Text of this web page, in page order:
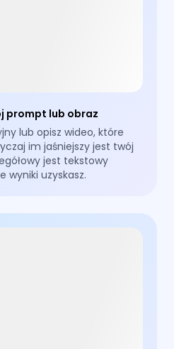
prompt lub obraz
lub opisz wideo, które
im jaśniejszy jest twój
jest tekstowy
wyniki uzyskasz.